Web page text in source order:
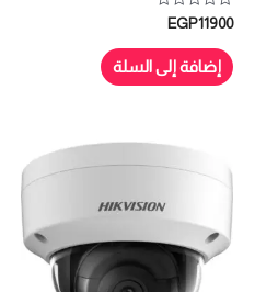
تم
التقييم
من
5
EGP11900
إضافة إلى السلة